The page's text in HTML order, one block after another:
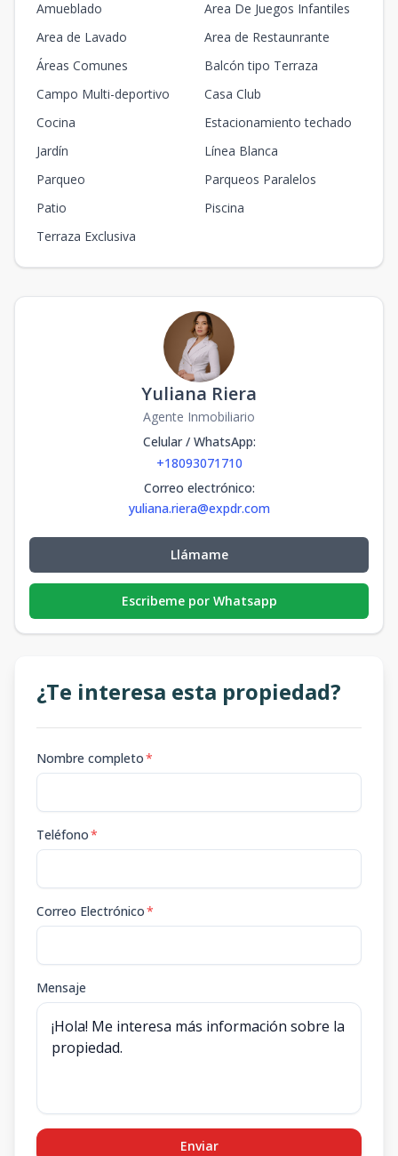
Amueblado
Area De Juegos Infantiles
Area de Lavado
Area de Restaunrante
Áreas Comunes
Balcón tipo Terraza
Campo Multi-deportivo
Casa Club
Cocina
Estacionamiento techado
Jardín
Línea Blanca
Parqueo
Parqueos Paralelos
Patio
Piscina
Terraza Exclusiva
Yuliana Riera
Agente Inmobiliario
Celular / WhatsApp:
+18093071710
Correo electrónico:
yuliana.riera@expdr.com
Llámame
Escribeme por Whatsapp
¿Te interesa esta propiedad?
Nombre completo*
Teléfono*
Correo Electrónico*
Mensaje
Enviar